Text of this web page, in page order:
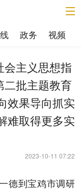
政务 视频
会主义思想指
二批主题教育
效果导向抓实
难取得更多实
2023-10-11 07:22
德到宝鸡市调研